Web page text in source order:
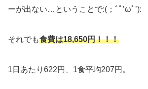
ーが出ない…ということで:(；ﾞﾟ’ωﾟ’):
それでも食費は18,650円！！！
1日あたり622円、1食平均207円。